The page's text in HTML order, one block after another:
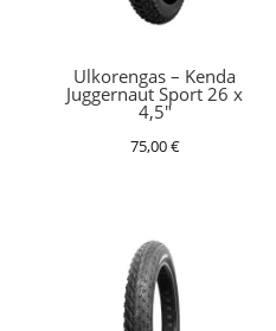
Ulkorengas – Kenda
Juggernaut Sport 26 x
4,5″
75,00€